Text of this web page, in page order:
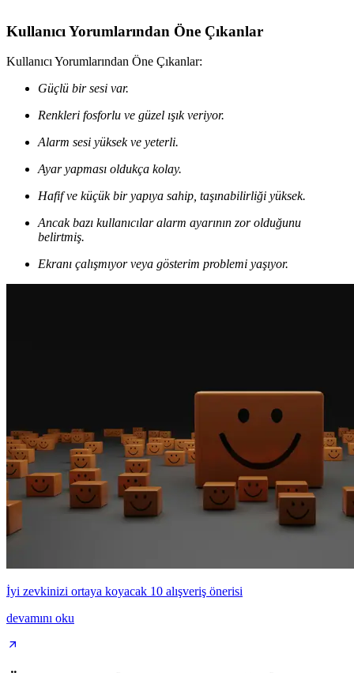
Kullanıcı Yorumlarından Öne Çıkanlar
Kullanıcı Yorumlarından Öne Çıkanlar:
Güçlü bir sesi var.
Renkleri fosforlu ve güzel ışık veriyor.
Alarm sesi yüksek ve yeterli.
Ayar yapması oldukça kolay.
Hafif ve küçük bir yapıya sahip, taşınabilirliği yüksek.
Ancak bazı kullanıcılar alarm ayarının zor olduğunu
belirtmiş.
Ekranı çalışmıyor veya gösterim problemi yaşıyor.
İyi zevkinizi ortaya koyacak 10 alışveriş önerisi
devamını oku